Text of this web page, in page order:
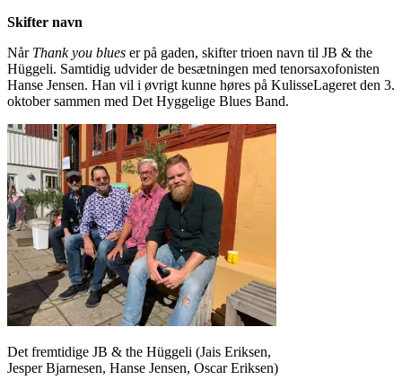
Skifter navn
Når Thank you blues er på gaden, skifter trioen navn til JB & the
Hüggeli. Samtidig udvider de besætningen med tenorsaxofonisten
Hanse Jensen. Han vil i øvrigt kunne høres på KulisseLageret den 3.
oktober sammen med Det Hyggelige Blues Band.
Det fremtidige JB & the Hüggeli (Jais Eriksen,
Jesper Bjarnesen, Hanse Jensen, Oscar Eriksen)